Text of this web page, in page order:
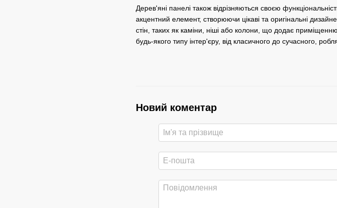
Дерев'яні панелі також відрізняються своєю
акцентний елемент, створюючи цікаві та оригінальні
стін, таких як каміни, ніші або колони, що додає приміщенню
будь-якого типу інтер'єру, від класичного до сучасного,
Новий коментар